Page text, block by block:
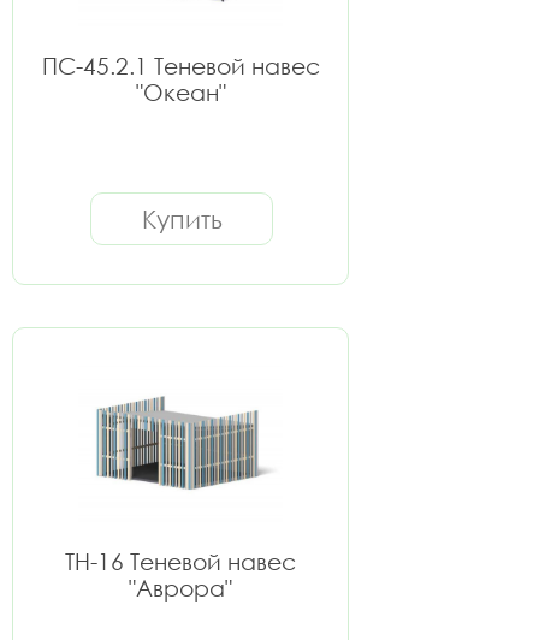
ПС-45.2.1 Теневой навес
"Океан"
Купить
ТН-16 Теневой навес
"Аврора"